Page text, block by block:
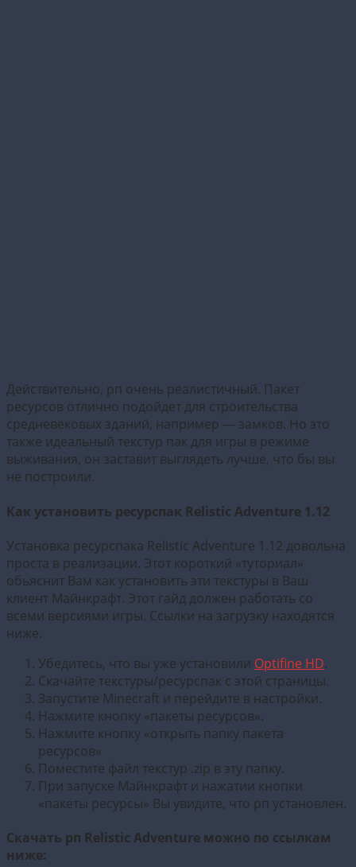
Действительно, рп очень реалистичный. Пакет
ресурсов отлично подойдет для строительства
средневековых зданий, например — замков. Но это
также идеальный текстур пак для игры в режиме
выживания, он заставит выглядеть лучше, что бы вы
не построили.
Как установить ресурспак Relistic Adventure 1.12
Установка ресурспака Relistic Adventure 1.12 довольна
проста в реализации. Этот короткий «туториал»
обьяснит Вам как установить эти текстуры в Ваш
клиент Майнкрафт. Этот гайд должен работать со
всеми версиями игры. Ссылки на загрузку находятся
ниже.
Убедитесь, что вы уже установили Optifine HD.
Скачайте текстуры/ресурспак с этой страницы.
Запустите Minecraft и перейдите в настройки.
Нажмите кнопку «пакеты ресурсов».
Нажмите кнопку «открыть папку пакета
ресурсов»
Поместите файл текстур .zip в эту папку.
При запуске Майнкрафт и нажатии кнопки
«пакеты ресурсы» Вы увидите, что рп установлен.
Скачать рп Relistic Adventure можно по ссылкам
ниже: